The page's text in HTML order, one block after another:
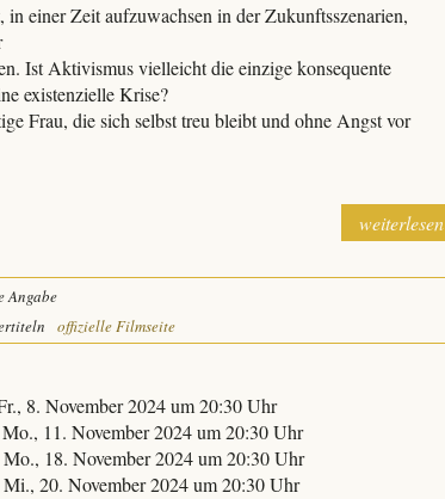
einer Zeit aufzuwachsen in der Zukunftsszenarien,
Ist Aktivismus vielleicht die einzige konsequente
existenzielle Krise?
Frau, die sich selbst treu bleibt und ohne Angst vor
weiterlesen
Angabe
offizielle Filmseite
8. November 2024 um 20:30 Uhr
11. November 2024 um 20:30 Uhr
18. November 2024 um 20:30 Uhr
20. November 2024 um 20:30 Uhr